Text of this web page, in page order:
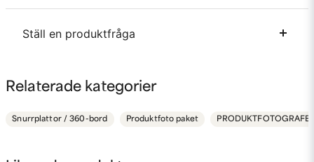
Ställ en produktfråga
Fråga oss något om denna produkten...
Relaterade kategorier
Snurrplattor / 360-bord Produktfoto paket